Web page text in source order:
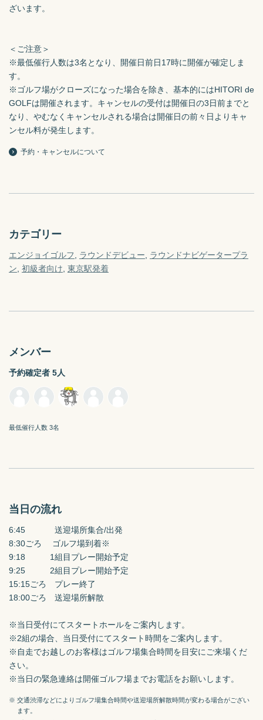
ざいます。
＜ご注意＞
※最低催行人数は3名となり、開催日前日17時に開催が確定しま
す。
※ゴルフ場がクローズになった場合を除き、基本的にはHITORI de
GOLFは開催されます。キャンセルの受付は開催日の3日前までと
なり、やむなくキャンセルされる場合は開催日の前々日よりキャ
ンセル料が発生します。
予約・キャンセルについて
カテゴリー
エンジョイゴルフ ラウンドデビュー
ラウンドナビゲータープラ
ン 初級者向け 東京駅発着
メンバー
予約確定者 5人
最低催行人数 3名
当日の流れ
6:45　　　  送迎場所集合/出発
8:30ごろ　 ゴルフ場到着※
9:18　　　1組目プレー開始予定
9:25　　　2組目プレー開始予定
15:15ごろ　プレー終了
18:00ごろ　送迎場所解散
※当日受付にてスタートホールをご案内します。
※2組の場合、当日受付にてスタート時間をご案内します。
※自走でお越しのお客様はゴルフ場集合時間を目安にご来場くだ
さい。
※当日の緊急連絡は開催ゴルフ場までお電話をお願いします。
※ 交通渋滞などによりゴルフ場集合時間や送迎場所解散時間が変わる場合がござい
ます。